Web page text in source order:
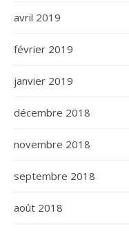
avril 2019
février 2019
janvier 2019
décembre 2018
novembre 2018
septembre 2018
août 2018